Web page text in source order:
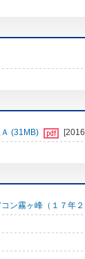
(31MB)
ン霧ヶ峰（１７年